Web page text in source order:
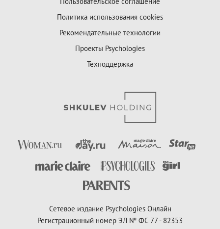
Политика использования cookies
Рекомендательные технологии
Проекты Psychologies
Техподдержка
Сетевое издание Psychologies Онлайн
Регистрационный номер ЭЛ № ФС 77 - 82353